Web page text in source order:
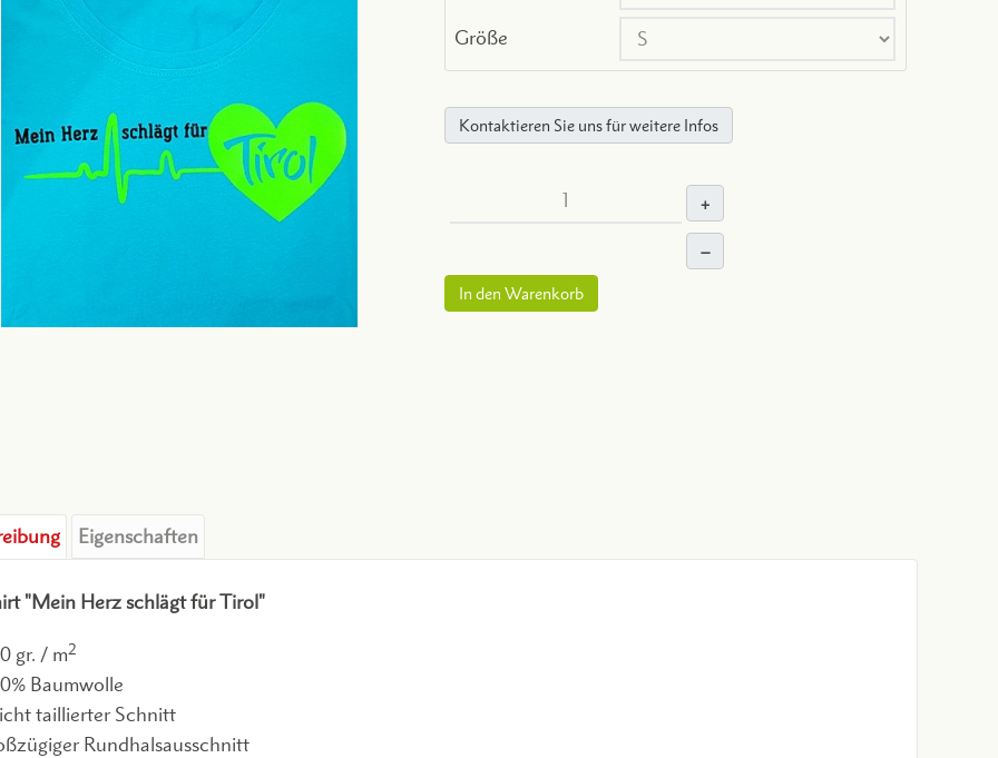
Größe
Kontaktieren Sie uns für weitere Infos
+
–
In den Warenkorb
Eigenschaften
"Mein Herz schlägt für Tirol"
gr. / m2
Baumwolle
taillierter Schnitt
Rundhalsausschnitt